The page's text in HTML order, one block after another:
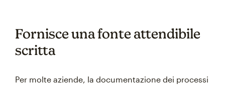
Fornisce una fonte attendibile
scritta
Per molte aziende, la documentazione dei processi